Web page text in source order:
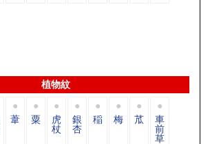
植物紋
葦 粟 虎
杖
銀
杏
稲 梅 苽 車
前
草